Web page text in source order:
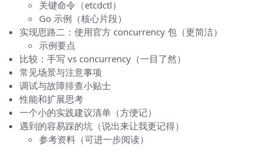
关键命令（etcdctl）
Go 示例（核心片段）
实现思路二：使用官方 concurrency 包（更简洁）
示例要点
比较：手写 vs concurrency（一目了然）
常见场景与注意事项
调试与故障排查小贴士
性能和扩展思考
一个小的实践建议清单（方便记）
遇到的容易踩的坑（说出来让我更记得）
参考资料（可进一步阅读）